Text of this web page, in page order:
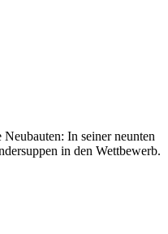
In seiner neunten
in den Wettbewerb.